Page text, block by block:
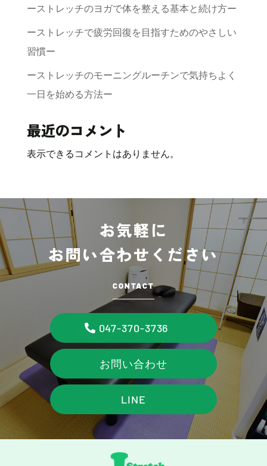
ーストレッチのヨガで体を整える基本と続け方ー
ーストレッチで疲労回復を目指すためのやさしい
習慣ー
ーストレッチのモーニングルーチンで気持ちよく
一日を始める方法ー
最近のコメント
表示できるコメントはありません。
お気軽に
お問い合わせください
CONTACT
047-370-3736
お問い合わせ
LINE